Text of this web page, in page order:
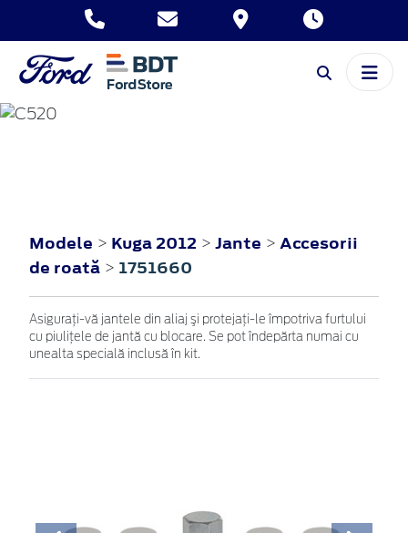
Modele > Kuga 2012 > Jante > Accesorii
de roată > 1751660
Asiguraţi-vă jantele din aliaj şi protejaţi-le împotriva furtului
cu piuliţele de jantă cu blocare. Se pot îndepărta numai cu
unealta specială inclusă în kit.